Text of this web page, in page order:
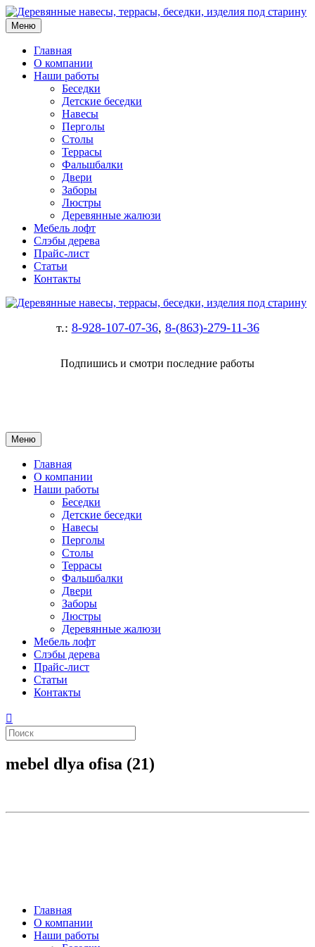
Меню
Главная
О компании
Наши работы
Беседки
Детские беседки
Навесы
Перголы
Столы
Террасы
Фальшбалки
Двери
Заборы
Люстры
Деревянные жалюзи
Мебель лофт
Слэбы дерева
Прайс-лист
Статьи
Контакты
т.: 8-928-107-07-36, 8-(863)-279-11-36
Подпишись и смотри последние работы
Меню
Главная
О компании
Наши работы
Беседки
Детские беседки
Навесы
Перголы
Столы
Террасы
Фальшбалки
Двери
Заборы
Люстры
Деревянные жалюзи
Мебель лофт
Слэбы дерева
Прайс-лист
Статьи
Контакты
mebel dlya ofisa (21)
Главная
О компании
Наши работы